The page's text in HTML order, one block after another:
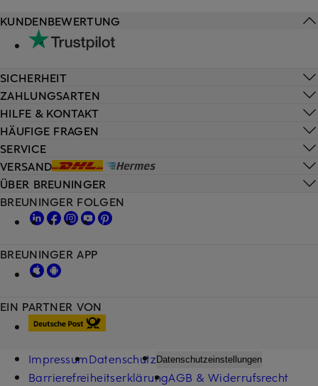
HILFE & KONTAKT
HÄUFIGE FRAGEN
SERVICE
VERSAND
KUNDENBEWERTUNG
SICHERHEIT
ZAHLUNGSARTEN
ÜBER BREUNINGER
EIN PARTNER VON
BREUNINGER FOLGEN
BREUNINGER APP
ImpressumDatenschutz Datenschutzeinstellungen
BarrierefreiheitserklärungAGB & Widerrufsrecht